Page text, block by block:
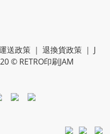
送政策 ｜ 退換貨政策 ｜ J
© RETRO印刷JAM